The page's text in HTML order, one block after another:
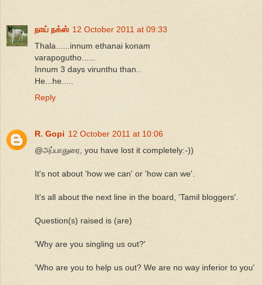
நாய் நக்ஸ் 12 October 2011 at 09:33
Thala......innum ethanai konam
varapogutho......
Innum 3 days virunthu than..
He...he.....
Reply
R. Gopi 12 October 2011 at 10:06
@அப்பாதுரை, you have lost it completely:-))
It's not about 'how we can' or 'how can we'.
It's all about the next line in the board, 'Tamil bloggers'.
Question(s) raised is (are)
'Why are you singling us out?'
'Who are you to help us out? We are no way inferior to you'